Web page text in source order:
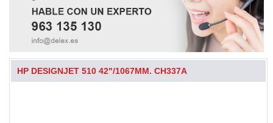
HP DESIGNJET 510 42"/1067MM. CH337A